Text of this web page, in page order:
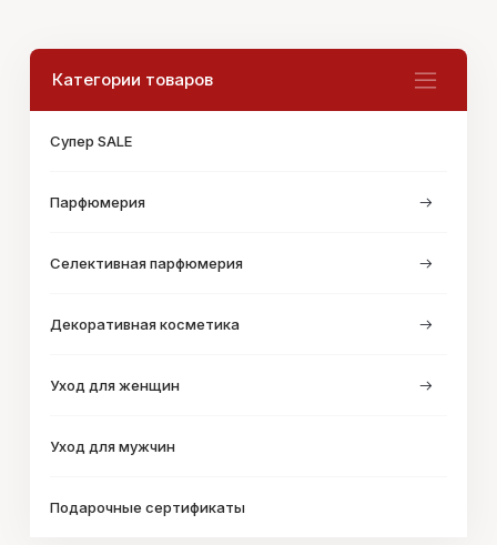
Категории товаров
Супер SALE
Парфюмерия
Селективная парфюмерия
Декоративная косметика
Уход для женщин
Уход для мужчин
Подарочные сертификаты